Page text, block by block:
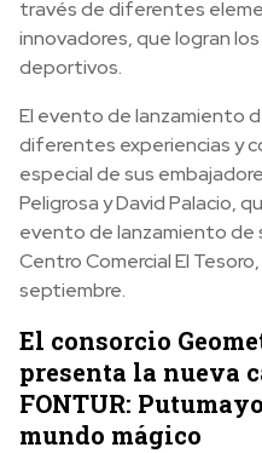
través de diferentes
innovadores, que logran
deportivos.
El evento de lanzamiento
diferentes experiencias y
especial de sus
Peligrosa y David Palacio,
evento de lanzamiento de
Centro Comercial El
septiembre.
El consorcio
presenta la nueva
FONTUR:
mundo mágico